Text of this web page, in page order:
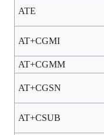
ATE
AT+CGMI
AT+CGMM
AT+CGSN
AT+CSUB